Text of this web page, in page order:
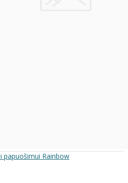
papuošimui Rainbow